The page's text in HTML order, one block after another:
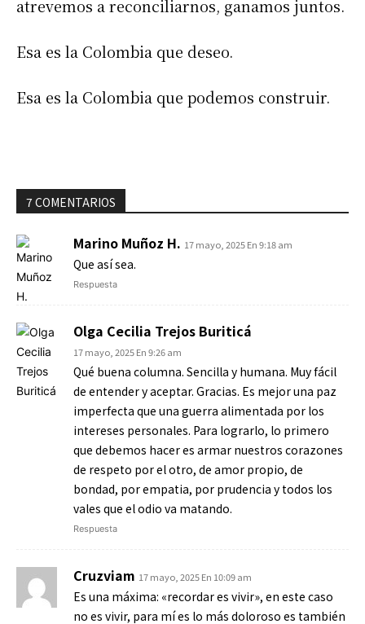
atrevemos a reconciliarnos, ganamos juntos.
Esa es la Colombia que deseo.
Esa es la Colombia que podemos construir.
7 COMENTARIOS
Marino Muñoz H. 17 mayo, 2025 En 9:18 am
Que así sea.
Respuesta
Olga Cecilia Trejos Buriticá
17 mayo, 2025 En 9:26 am
Qué buena columna. Sencilla y humana. Muy fácil
de entender y aceptar. Gracias. Es mejor una paz
imperfecta que una guerra alimentada por los
intereses personales. Para lograrlo, lo primero
que debemos hacer es armar nuestros corazones
de respeto por el otro, de amor propio, de
bondad, por empatia, por prudencia y todos los
vales que el odio va matando.
Respuesta
Cruzviam 17 mayo, 2025 En 10:09 am
Es una máxima: «recordar es vivir», en este caso
no es vivir, para mí es lo más doloroso es también